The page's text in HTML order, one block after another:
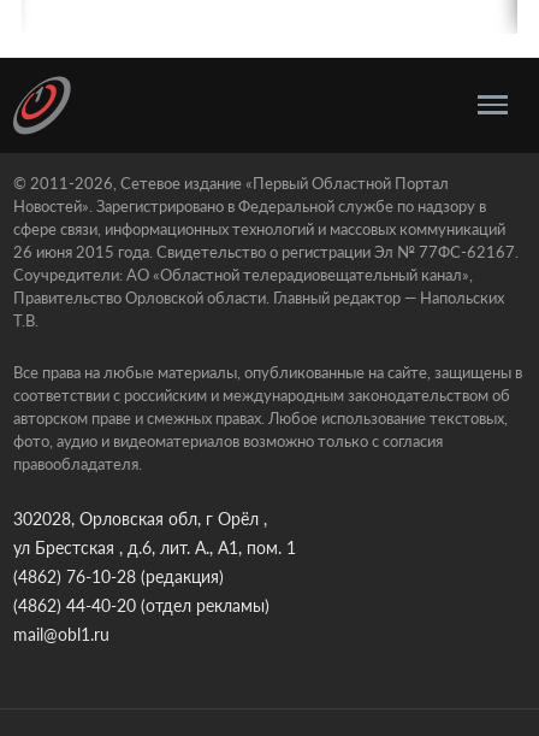
© 2011-2026, Сетевое издание «Первый Областной Портал
Новостей». Зарегистрировано в Федеральной службе по надзору в
сфере связи, информационных технологий и массовых коммуникаций
26 июня 2015 года. Свидетельство о регистрации Эл № 77ФС-62167.
Соучредители: АО «Областной телерадиовещательный канал»,
Правительство Орловской области. Главный редактор — Напольских
Т.В.
Все права на любые материалы, опубликованные на сайте, защищены в
соответствии с российским и международным законодательством об
авторском праве и смежных правах. Любое использование текстовых,
фото, аудио и видеоматериалов возможно только с согласия
правообладателя.
302028, Орловская обл, г Орёл ,
ул Брестская , д.6, лит. А., А1, пом. 1
(4862) 76-10-28(редакция)
(4862) 44-40-20(отдел рекламы)
mail@obl1.ru